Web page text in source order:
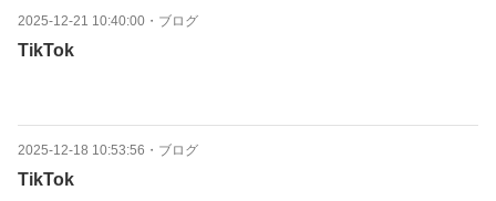
2025-12-21 10:40:00 ・ ブログ
TikTok
2025-12-18 10:53:56 ・ ブログ
TikTok